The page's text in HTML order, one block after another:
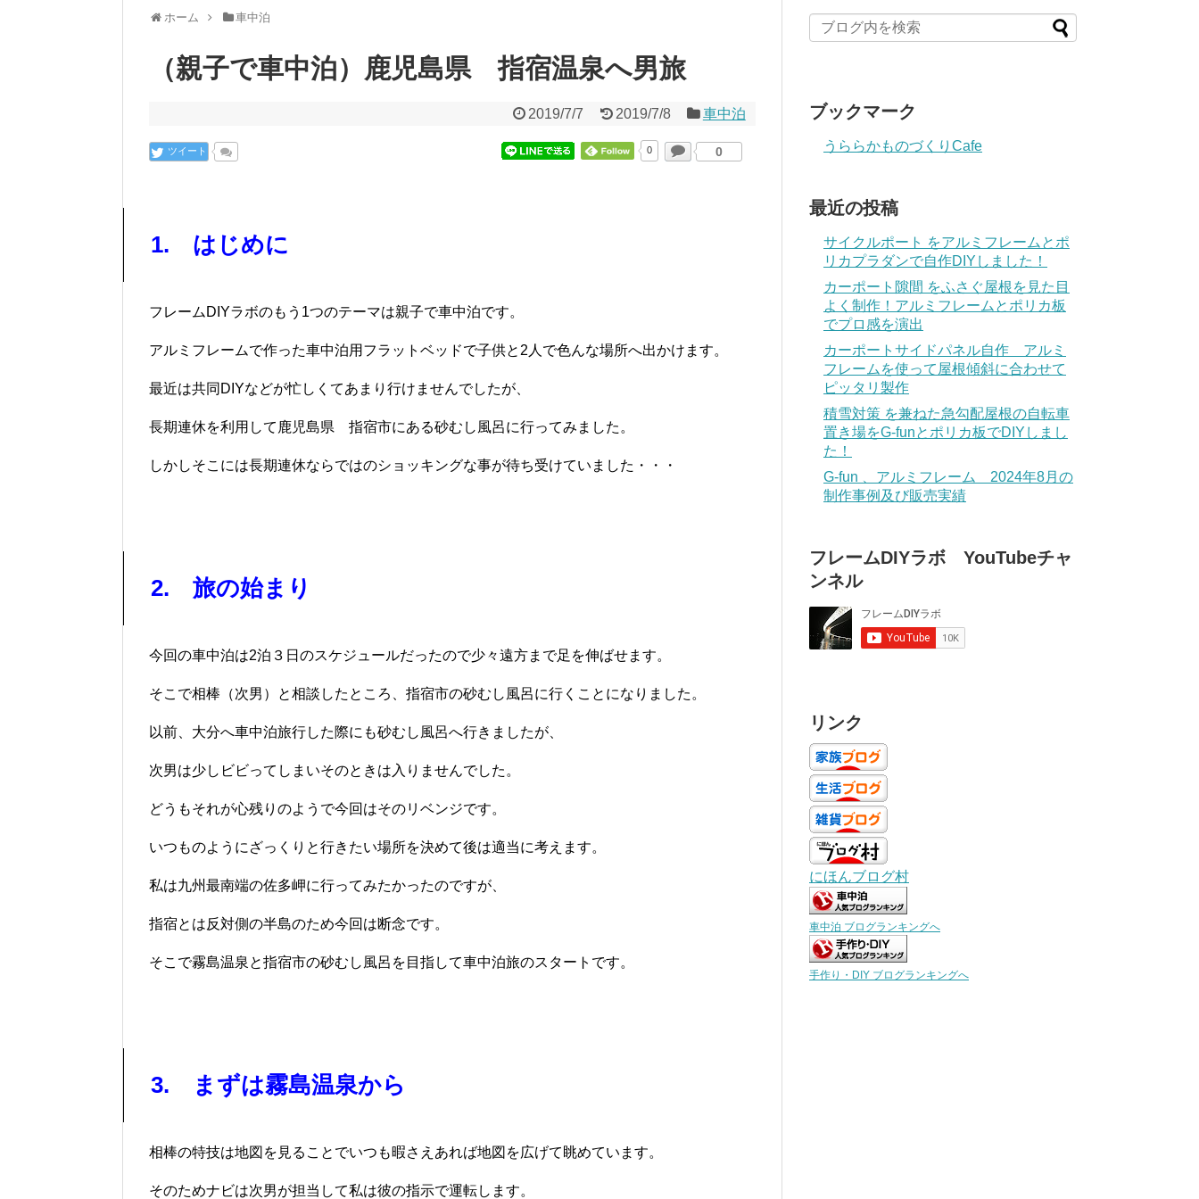
ホーム 車中泊
（親子で車中泊）鹿児島県 指宿温泉へ男旅
2019/7/7 2019/7/8 車中泊
ツイート 0 0
1. はじめに
フレームDIYラボのもう1つのテーマは親子で車中泊です。
アルミフレームで作った車中泊用フラットベッドで子供と2人で色んな場所へ出かけます。
最近は共同DIYなどが忙しくてあまり行けませんでしたが、
長期連休を利用して鹿児島県 指宿市にある砂むし風呂に行ってみました。
しかしそこには長期連休ならではのショッキングな事が待ち受けていました・・・
2. 旅の始まり
今回の車中泊は2泊３日のスケジュールだったので少々遠方まで足を伸ばせます。
そこで相棒（次男）と相談したところ、指宿市の砂むし風呂に行くことになりました。
以前、大分へ車中泊旅行した際にも砂むし風呂へ行きましたが、
次男は少しビビってしまいそのときは入りませんでした。
どうもそれが心残りのようで今回はそのリベンジです。
いつものようにざっくりと行きたい場所を決めて後は適当に考えます。
私は九州最南端の佐多岬に行ってみたかったのですが、
指宿とは反対側の半島のため今回は断念です。
そこで霧島温泉と指宿市の砂むし風呂を目指して車中泊旅のスタートです。
3. まずは霧島温泉から
相棒の特技は地図を見ることでいつも暇さえあれば地図を広げて眺めています。
そのためナビは次男が担当して私は彼の指示で運転します。
ブックマーク
うららかものづくりCafe
最近の投稿
サイクルポート をアルミフレームとポ
リカプラダンで自作DIYしました！
カーポート隙間 をふさぐ屋根を見た目
よく制作！アルミフレームとポリカ板
でプロ感を演出
カーポートサイドパネル自作 アルミ
フレームを使って屋根傾斜に合わせて
ピッタリ製作
積雪対策 を兼ねた急勾配屋根の自転車
置き場をG-funとポリカ板でDIYしまし
た！
G-fun 、アルミフレーム 2024年8月の
制作事例及び販売実績
フレームDIYラボ YouTubeチャ
ンネル
リンク
にほんブログ村
車中泊 ブログランキングへ
手作り・DIY ブログランキングへ